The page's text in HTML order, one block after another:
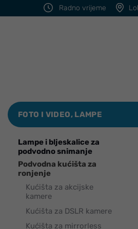
Radno vrijeme
FOTO I VIDEO, LAMPE
Lampe i bljeskalice za
podvodno snimanje
Podvodna kućišta za
ronjenje
Kućišta za akcijske
kamere
Kućišta za DSLR kamere
Kućišta za mirrorless